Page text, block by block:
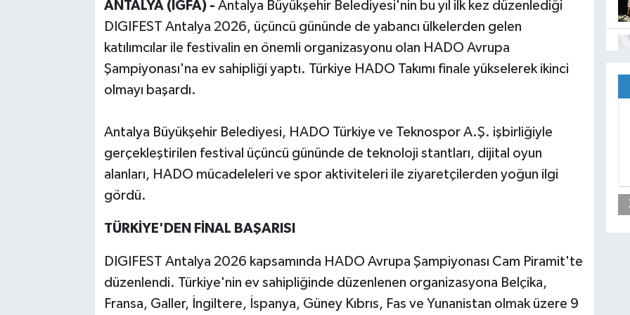
ANTALYA (İGFA) - Antalya Büyükşehir Belediyesi'nin bu yıl ilk kez düzenlediği
DIGIFEST Antalya 2026, üçüncü gününde de yabancı ülkelerden gelen
katılımcılar ile festivalin en önemli organizasyonu olan HADO Avrupa
Şampiyonası'na ev sahipliği yaptı. Türkiye HADO Takımı finale yükselerek ikinci
olmayı başardı.
Antalya Büyükşehir Belediyesi, HADO Türkiye ve Teknospor A.Ş. işbirliğiyle
gerçekleştirilen festival üçüncü gününde de teknoloji stantları, dijital oyun
alanları, HADO mücadeleleri ve spor aktiviteleri ile ziyaretçilerden yoğun ilgi
gördü.
TÜRKİYE'DEN FİNAL BAŞARISI
DIGIFEST Antalya 2026 kapsamında HADO Avrupa Şampiyonası Cam Piramit'te
düzenlendi. Türkiye'nin ev sahipliğinde düzenlenen organizasyona Belçika,
Fransa, Galler, İngiltere, İspanya, Güney Kıbrıs, Fas ve Yunanistan olmak üzere 9